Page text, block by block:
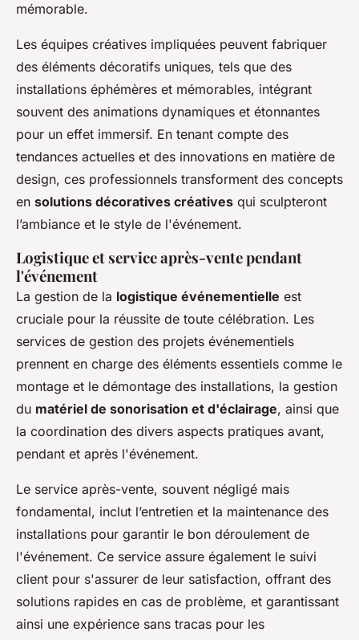
mémorable.
Les équipes créatives impliquées peuvent fabriquer
des éléments décoratifs uniques, tels que des
installations éphémères et mémorables, intégrant
souvent des animations dynamiques et étonnantes
pour un effet immersif. En tenant compte des
tendances actuelles et des innovations en matière de
design, ces professionnels transforment des concepts
en solutions décoratives créatives qui sculpteront
l’ambiance et le style de l'événement.
Logistique et service après-vente pendant
l'événement
La gestion de la logistique événementielle est
cruciale pour la réussite de toute célébration. Les
services de gestion des projets événementiels
prennent en charge des éléments essentiels comme le
montage et le démontage des installations, la gestion
du matériel de sonorisation et d'éclairage, ainsi que
la coordination des divers aspects pratiques avant,
pendant et après l'événement.
Le service après-vente, souvent négligé mais
fondamental, inclut l’entretien et la maintenance des
installations pour garantir le bon déroulement de
l'événement. Ce service assure également le suivi
client pour s'assurer de leur satisfaction, offrant des
solutions rapides en cas de problème, et garantissant
ainsi une expérience sans tracas pour les